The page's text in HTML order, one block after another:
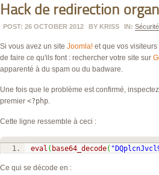
Hack de redirection
POST: 26 OCTOBER 2012 BY KRISS IN: Sécurité
Si vous avez un site Joomla! et que vos
de faire ce qu'ils font : rechercher votre site sur
apparenté à du spam ou du badware.
Une fois que le problème est confirmé,
premier <?php.
Cette ligne ressemble à ceci :
eval ( base64_decode(
Ce qui se décode en :